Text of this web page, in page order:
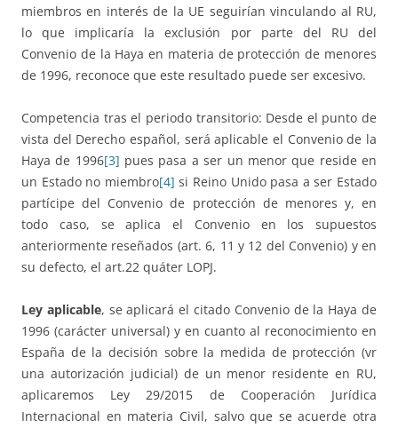
miembros en interés de la UE seguirían vinculando al RU,
lo que implicaría la exclusión por parte del RU del
Convenio de la Haya en materia de protección de menores
de 1996, reconoce que este resultado puede ser excesivo.
Competencia tras el periodo transitorio: Desde el punto de
vista del Derecho español, será aplicable el Convenio de la
Haya de 1996[3] pues pasa a ser un menor que reside en
un Estado no miembro[4] si Reino Unido pasa a ser Estado
partícipe del Convenio de protección de menores y, en
todo caso, se aplica el Convenio en los supuestos
anteriormente reseñados (art. 6, 11 y 12 del Convenio) y en
su defecto, el art.22 quáter LOPJ.
Ley aplicable, se aplicará el citado Convenio de la Haya de
1996 (carácter universal) y en cuanto al reconocimiento en
España de la decisión sobre la medida de protección (vr
una autorización judicial) de un menor residente en RU,
aplicaremos Ley 29/2015 de Cooperación Jurídica
Internacional en materia Civil, salvo que se acuerde otra